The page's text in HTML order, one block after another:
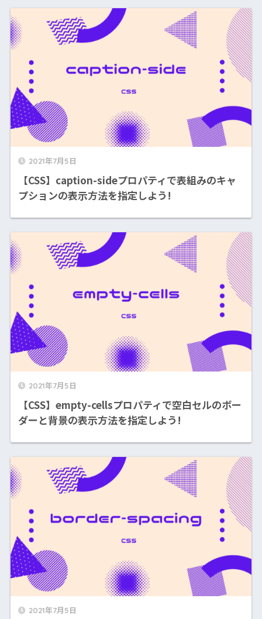
2021年7月5日
【CSS】caption-sideプロパティで表組みのキャ
プションの表示方法を指定しよう!
2021年7月5日
【CSS】empty-cellsプロパティで空白セルのボー
ダーと背景の表示方法を指定しよう!
2021年7月5日